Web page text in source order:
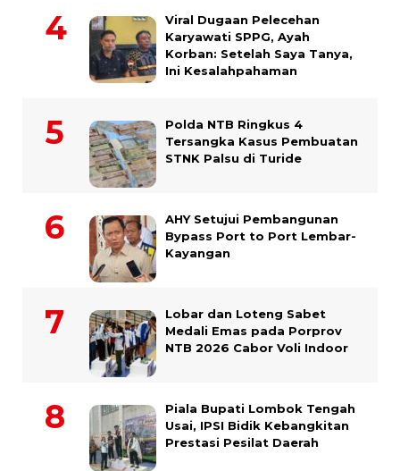
Viral Dugaan Pelecehan
Karyawati SPPG, Ayah
Korban: Setelah Saya Tanya,
Ini Kesalahpahaman
Polda NTB Ringkus 4
Tersangka Kasus Pembuatan
STNK Palsu di Turide
AHY Setujui Pembangunan
Bypass Port to Port Lembar-
Kayangan
Lobar dan Loteng Sabet
Medali Emas pada Porprov
NTB 2026 Cabor Voli Indoor
Piala Bupati Lombok Tengah
Usai, IPSI Bidik Kebangkitan
Prestasi Pesilat Daerah